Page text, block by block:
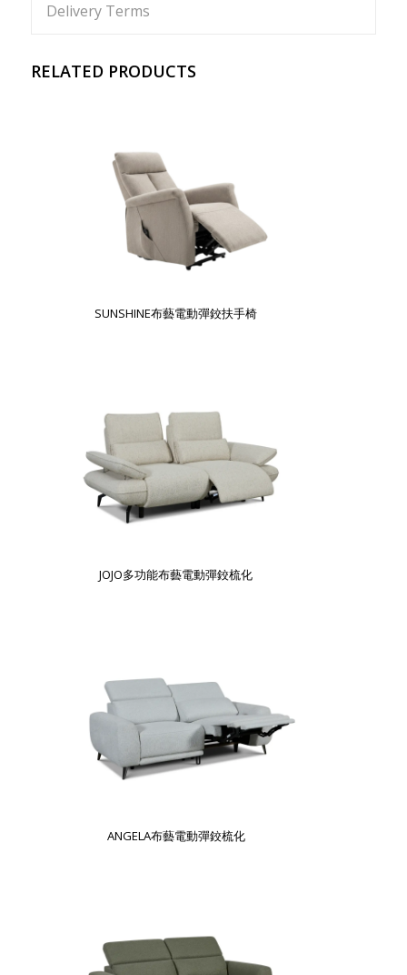
Delivery Terms
RELATED PRODUCTS
SUNSHINE布藝電動彈鉸扶手椅
JOJO多功能布藝電動彈鉸梳化
ANGELA布藝電動彈鉸梳化